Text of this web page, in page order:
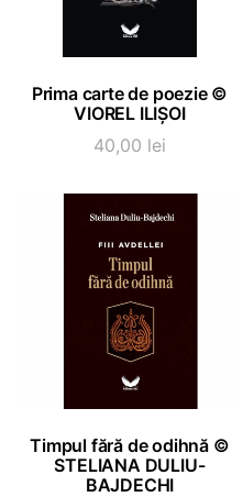
ADAUGĂ ÎN COȘ
Prima carte de poezie ©
VIOREL ILIȘOI
40,00 lei
ADAUGĂ ÎN COȘ
Timpul fără de odihnă ©
STELIANA DULIU-
BAJDECHI